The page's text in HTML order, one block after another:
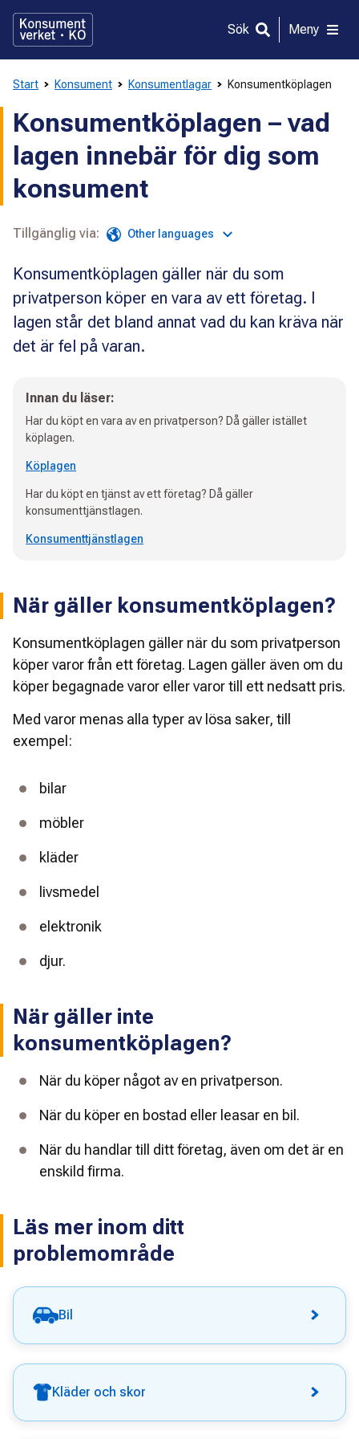
direkt
innehållet
Sök Meny
Start Konsument Konsumentlagar Konsumentköplagen
Konsumentköplagen – vad
lagen innebär för dig som
konsument
Tillgänglig via: Other languages
Konsumentköplagen gäller när du som
privatperson köper en vara av ett företag. I
lagen står det bland annat vad du kan kräva när
det är fel på varan.
Innan du läser:
Har du köpt en vara av en privatperson? Då gäller istället
köplagen.
Köplagen
Har du köpt en tjänst av ett företag? Då gäller
konsumenttjänstlagen.
Konsumenttjänstlagen
När gäller konsumentköplagen?
Konsumentköplagen gäller när du som privatperson
köper varor från ett företag. Lagen gäller även om du
köper begagnade varor eller varor till ett nedsatt pris.
Med varor menas alla typer av lösa saker, till
exempel:
bilar
möbler
kläder
livsmedel
elektronik
djur.
När gäller inte
konsumentköplagen?
När du köper något av en privatperson.
När du köper en bostad eller leasar en bil.
När du handlar till ditt företag, även om det är en
enskild firma.
Läs mer inom ditt
problemområde
Bil
Kläder och skor